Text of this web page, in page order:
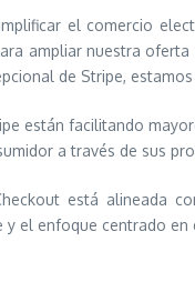
el comercio
ampliar nuestra
de Stripe,
están facilitando
a través de sus
está alineada
y el enfoque centrado